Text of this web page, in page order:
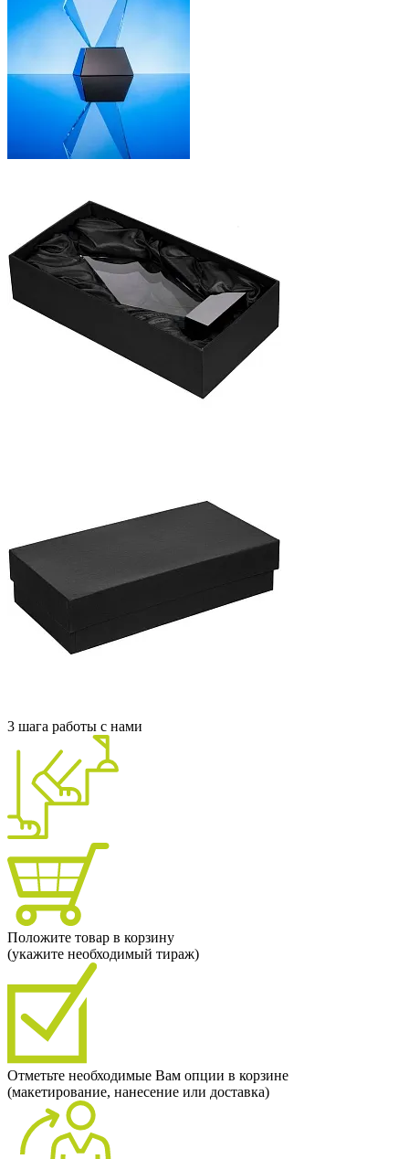
3 шага работы с нами
Положите товар в корзину
(укажите необходимый тираж)
Отметьте необходимые Вам опции в корзине
(макетирование, нанесение или доставка)